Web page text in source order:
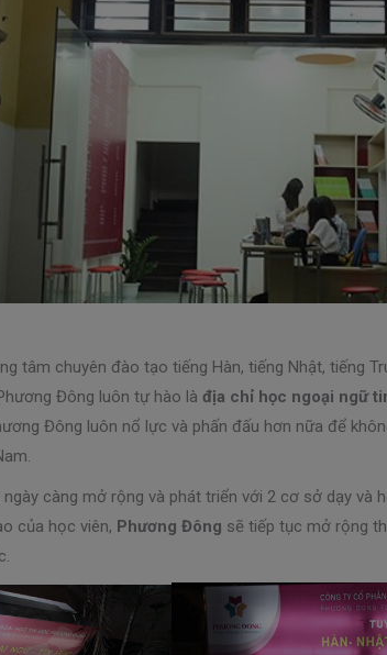
tâm chuyên đào tạo tiếng Hàn, tiếng Nhật, tiếng
Đông luôn tự hào là địa chỉ học ngoại ngữ
Đông luôn nổ lực và phấn đấu hơn nữa để
càng mở rộng và phát triển với 2 cơ sở dạy và
của học viên, Phương Đông sẽ tiếp tục mở rộng